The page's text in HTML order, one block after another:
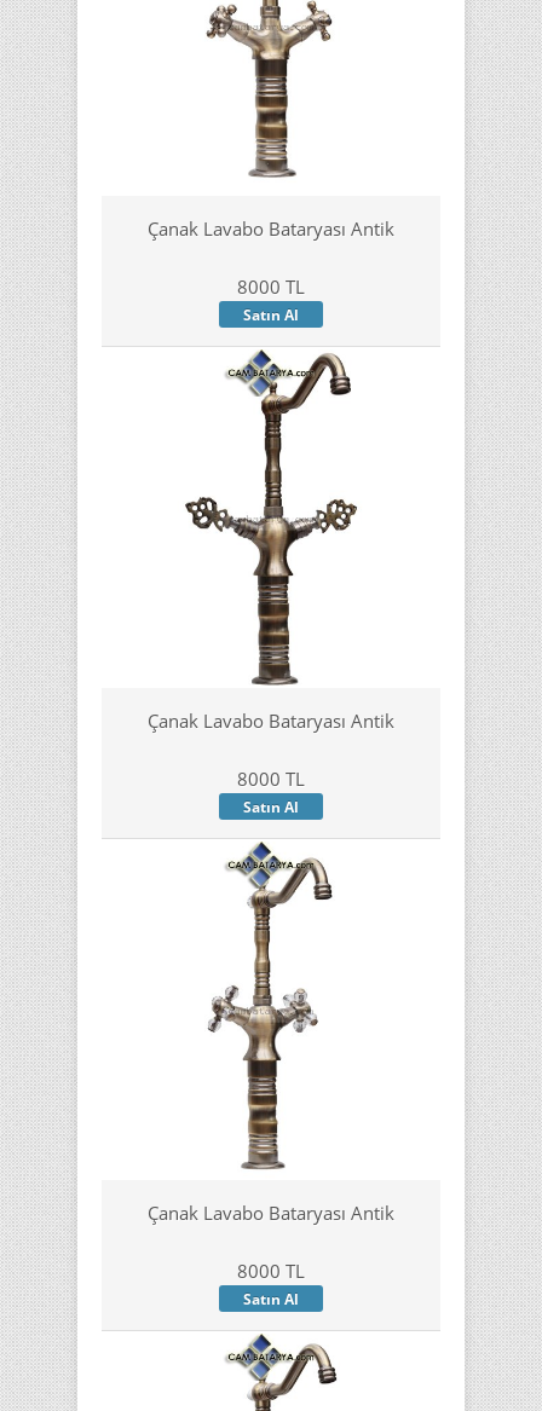
Çanak Lavabo Bataryası Antik
8000 TL
Satın Al
Çanak Lavabo Bataryası Antik
8000 TL
Satın Al
Çanak Lavabo Bataryası Antik
8000 TL
Satın Al